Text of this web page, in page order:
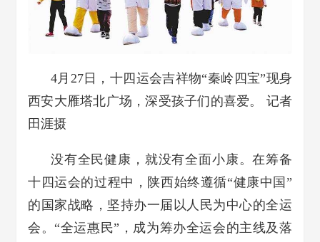
4月27日，十四运会吉祥物“秦岭四宝”现身
西安大雁塔北广场，深受孩子们的喜爱。 记者
田涯摄
没有全民健康，就没有全面小康。在筹备
十四运会的过程中，陕西始终遵循“健康中国”
的国家战略，坚持办一届以人民为中心的全运
会。“全运惠民”，成为筹办全运会的主线及落